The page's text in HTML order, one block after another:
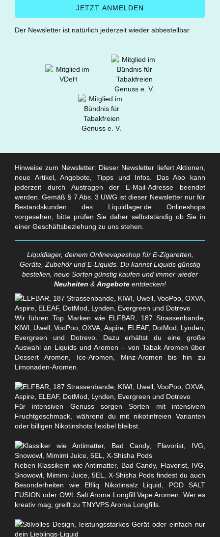
Der Newsletter ist natürlich jederzeit wieder abbestellbar
Hinweise zum Newsletter: Dieser Newsletter liefert Aktionen,
neue Artikel, Angebote, Tipps und Infos. Das Abo kann
jederzeit durch Austragen der E-Mail-Adresse beendet
werden. Gemäß § 7 Abs. 3 UWG ist dieser Newsletter nur für
Bestandskunden des Liquidlager.de Onlineshops
vorgesehen, bitte prüfen Sie daher selbstständig ob Sie in
einer Geschäftsbeziehung zu uns stehen.
Liquidlager, deinem Onlinevapeshop für E-Zigaretten,
Geräte, Zubehör und E-Liquids. Du kannst Liquids günstig
bestellen, neue Sorten günstig kaufen und immer wieder
Neuheiten & Angebote entdecken!
Wir führen Top Marken wie ELFBAR, 187 Strassenbande,
KIWI, Uwell, VooPoo, OXVA, Aspire, ELEAF, DotMod, Lynden,
Evergreen und Dotrevo. Dazu erhältst du eine große
Auswahl an Liquids und Aromen – von Tabak Aromen über
Dessert Aromen, Ice-Aromen, Minz-Aromen bis hin zu
Limonaden-Aromen.
Für intensiven Genuss sorgen Sorten mit intensivem
Fruchtgeschmack, während du mit nikotinfreien Varianten
oder billigen Nikotinshots flexibel bleibst.
Neben Klassikern wie Antimatter, Bad Candy, Flavorist, IVG,
Snowowl, Mimimi Juice, 5EL, X-Shisha Pods findest du auch
Besonderheiten wie Elfliq Nikotinsalz Liquid, POD SALT
FUSION oder OWL Salt Aroma Longfill Vape Aromen. Wer es
kreativ mag, greift zu TNYVPS Aroma Longfills.